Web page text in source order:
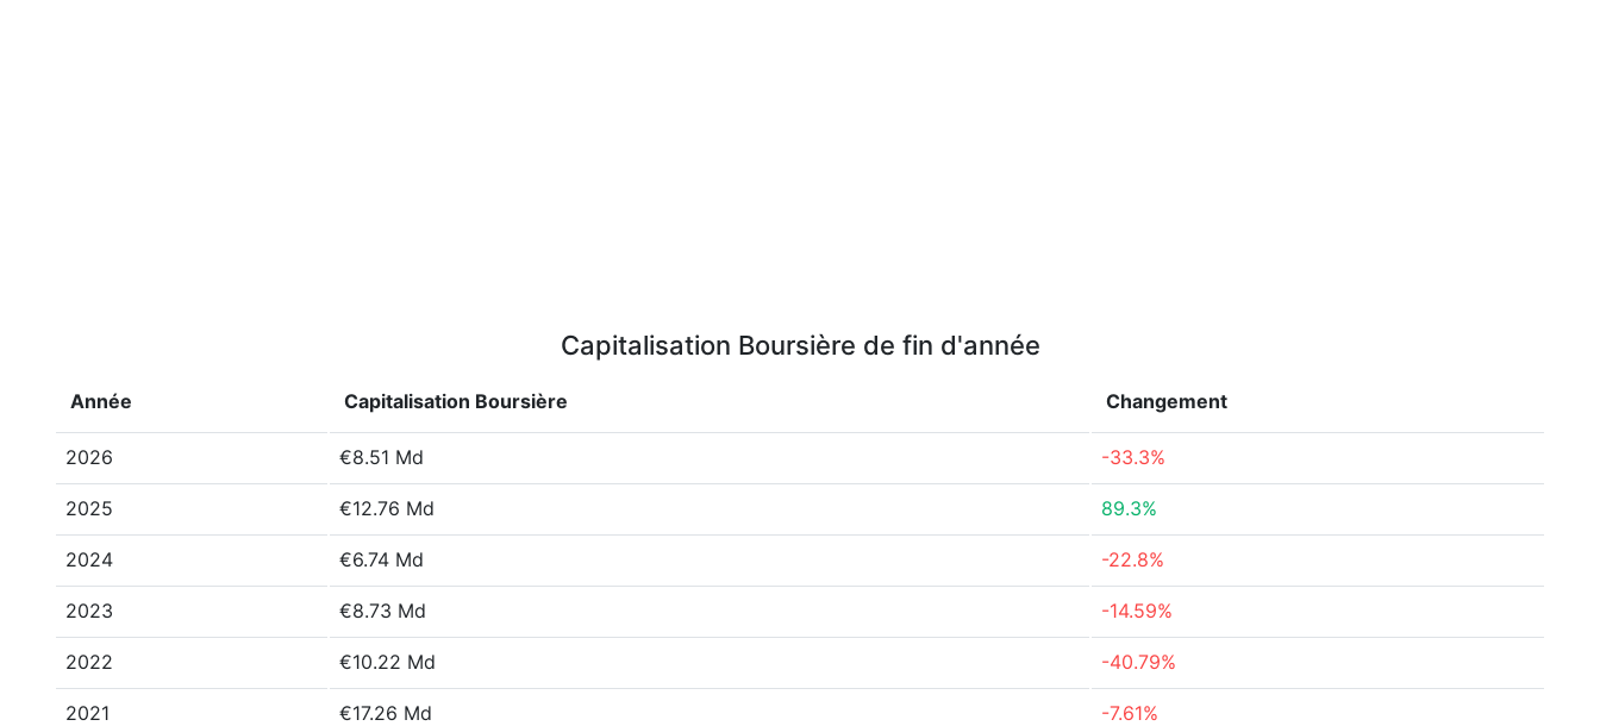
Capitalisation Boursière de fin d'année
Année Capitalisation Boursière Changement
2026 €8.51 Md -33.3%
2025 €12.76 Md 89.3%
2024 €6.74 Md -22.8%
2023 €8.73 Md -14.59%
2022 €10.22 Md -40.79%
2021 €17.26 Md -7.61%